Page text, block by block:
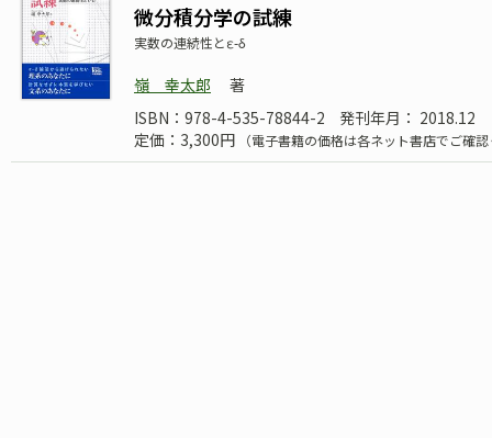
微分積分学の試練
実数の連続性とε-δ
嶺 幸太郎
著
ISBN：978-4-535-78844-2
発刊年月： 2018.12
定価：3,300円
（電子書籍の価格は各ネット書店でご確